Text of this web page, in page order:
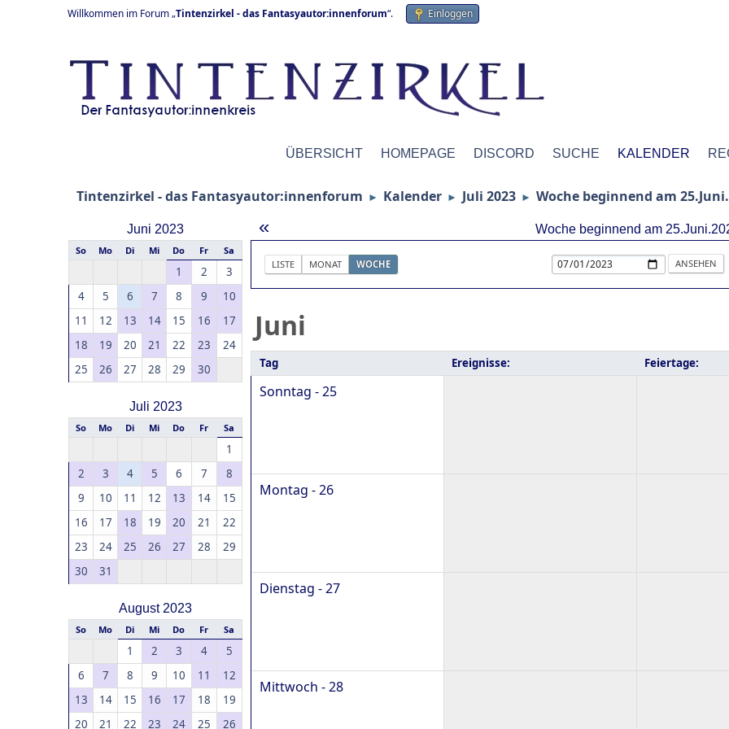
Willkommen im Forum „Tintenzirkel - das Fantasyautor:innenforum“. Einloggen
ÜBERSICHT HOMEPAGE DISCORD SUCHE KALENDER
Tintenzirkel - das Fantasyautor:innenforum ► Kalender ► Juli 2023 ► Woche beginnend am
Juni 2023
So Mo Di Mi Do Fr Sa
1 2
3
4
5 6 7 8 9
10
11
12 13 14 15 16
17
18
19 20 21 22 23
24
25
26 27 28 29 30
Juli 2023
So Mo Di Mi Do Fr Sa
1
2
3 4 5 6 7
8
9
10 11 12 13 14
15
16
17 18 19 20 21
22
23
24 25 26 27 28
29
30
31
August 2023
So Mo Di Mi Do Fr Sa
1 2 3 4
5
6
7 8 9 10 11
12
13
14 15 16 17 18
19
20
21 22 23 24 25 26
« Woche beginnend am
LISTE MONAT WOCHE
Juni
Tag Ereignisse: Feiertage:
Sonntag - 25
Montag - 26
Dienstag - 27
Mittwoch - 28